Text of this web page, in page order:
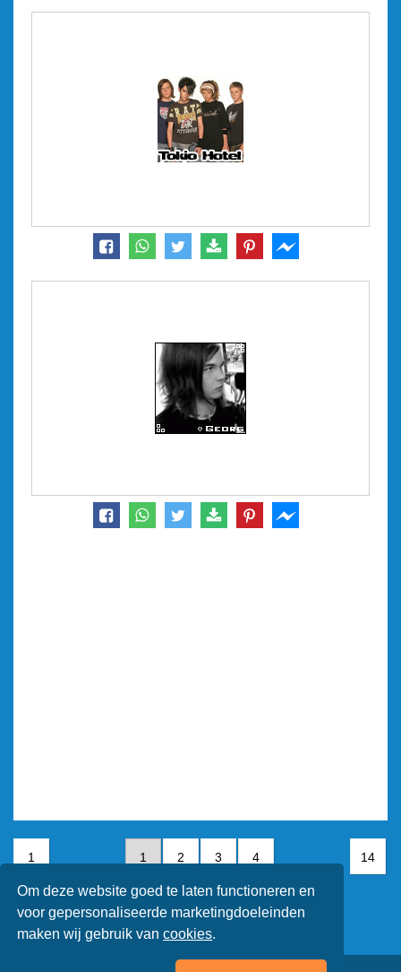
Om deze website goed te laten functioneren en
voor gepersonaliseerde marketingdoeleinden
maken wij gebruik vancookies.
1 1 2 3 4 14